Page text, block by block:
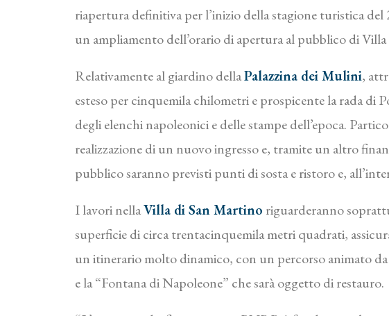
riapertura definitiva per l’inizio della stagione turistica
un ampliamento dell’orario di apertura al pubblico di
Relativamente al giardino dellaPalazzina dei Mulini,
esteso per cinquemila chilometri e prospicente la rada di
degli elenchi napoleonici e delle stampe dell’epoca.
realizzazione di un nuovo ingresso e, tramite un altro
pubblico saranno previsti punti di sosta e ristoro e,
I lavori nellaVilla di San Martino riguarderanno
superficie di circa trentacinquemila metri quadrati,
un itinerario molto dinamico, con un percorso animato
e la “Fontana di Napoleone” che sarà oggetto di restauro.